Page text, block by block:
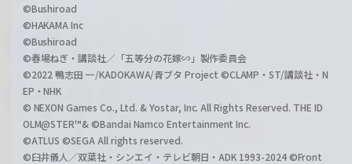
©Bushiroad
©HAKAMA Inc
©Bushiroad
©春場ねぎ・講談社／「五等分の花嫁∽」製作委員会
©2022 鴨志田 一/KADOKAWA/青ブタ Project ©CLAMP・ST/講談社・N
EP・NHK
© NEXON Games Co., Ltd. & Yostar, Inc. All Rights Reserved. THE ID
OLM@STER™& ©Bandai Namco Entertainment Inc.
©ATLUS ©SEGA All rights reserved.
©臼井儀人／双葉社・シンエイ・テレビ朝日・ADK 1993-2024 ©Front